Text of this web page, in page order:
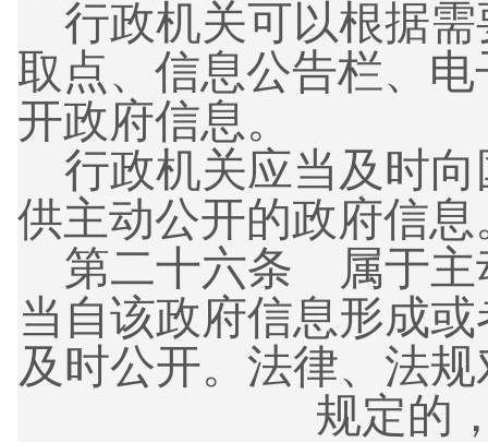
行政机关可以根据
取点、信息公告栏、
开政府信息。
行政机关应当及时
供主动公开的政府信
第二十六条 属于主
当自该政府信息形成
及时公开。法律、法
规定的